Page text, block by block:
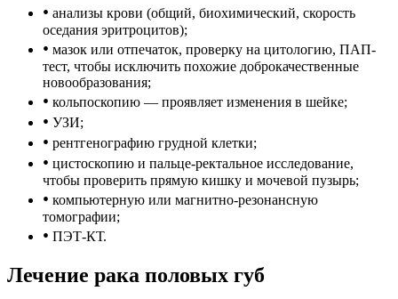
• анализы крови (общий, биохимический, скорость
оседания эритроцитов);
• мазок или отпечаток, проверку на цитологию, ПАП-
тест, чтобы исключить похожие доброкачественные
новообразования;
• кольпоскопию — проявляет изменения в шейке;
• УЗИ;
• рентгенографию грудной клетки;
• цистоскопию и пальце-ректальное исследование,
чтобы проверить прямую кишку и мочевой пузырь;
• компьютерную или магнитно-резонансную
томографии;
• ПЭТ-КТ.
Лечение рака половых губ